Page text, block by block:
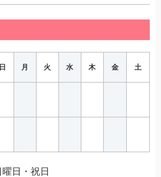
日 月 火 水 木 金 土
日・祝日